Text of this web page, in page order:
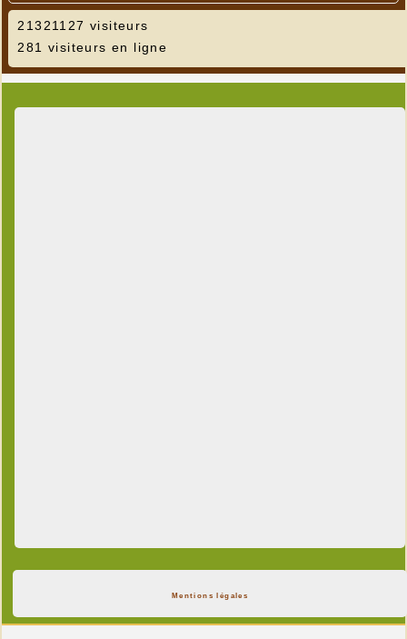
21321127 visiteurs
281 visiteurs en ligne
Mentions légales